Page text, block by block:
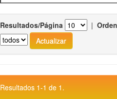
Resultados/Página |
Resultados 1-1 de 1.